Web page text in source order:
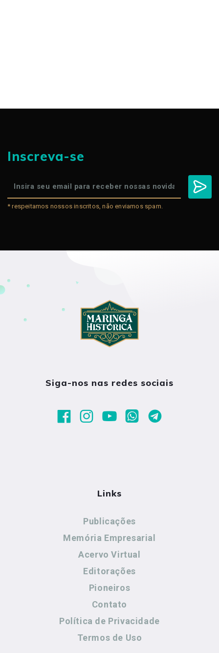
Inscreva-se
* respeitamos nossos inscritos, não enviamos spam.
Siga-nos nas redes sociais
Links
Publicações
Memória Empresarial
Acervo Virtual
Editorações
Pioneiros
Contato
Política de Privacidade
Termos de Uso